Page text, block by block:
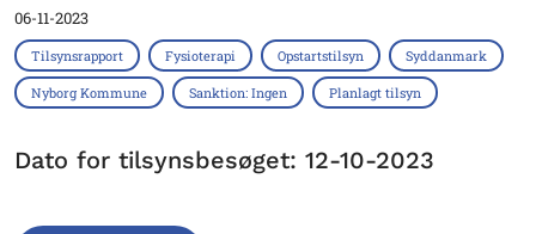
06-11-2023
Tilsynsrapport Fysioterapi Opstartstilsyn Syddanmark
Nyborg Kommune Sanktion: Ingen Planlagt tilsyn
Dato for tilsynsbesøget: 12-10-2023